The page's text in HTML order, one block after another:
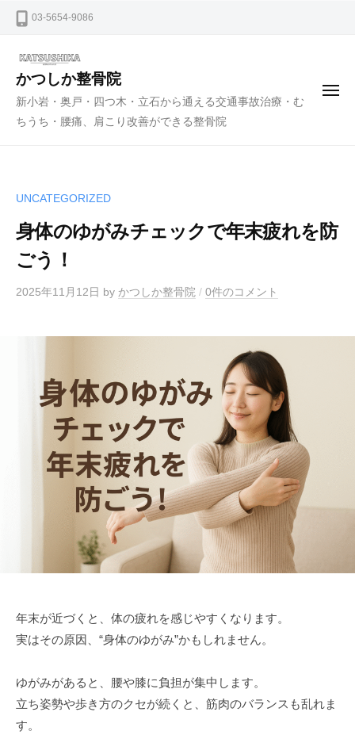
03-5654-9086
かつしか整骨院
新小岩・奥戸・四つ木・立石から通える交通事故治療・む
ちうち・腰痛、肩こり改善ができる整骨院
メ
UNCATEGORIZED
身体のゆがみチェックで年末疲れを防
ごう！
2025年11月12日 by かつしか整骨院 / 0件のコメント
年末が近づくと、体の疲れを感じやすくなります。
実はその原因、“身体のゆがみ”かもしれません。
ゆがみがあると、腰や膝に負担が集中します。
立ち姿勢や歩き方のクセが続くと、筋肉のバランスも乱れま
す。